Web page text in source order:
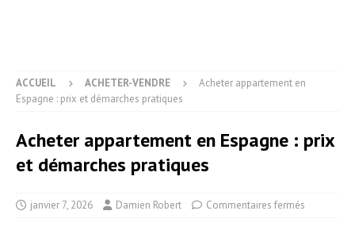
ACCUEIL ACHETER-VENDRE
Acheter appartement en
Espagne : prix et démarches pratiques
Acheter appartement en Espagne : prix
et démarches pratiques
janvier 7, 2026 Damien Robert Commentaires fermés